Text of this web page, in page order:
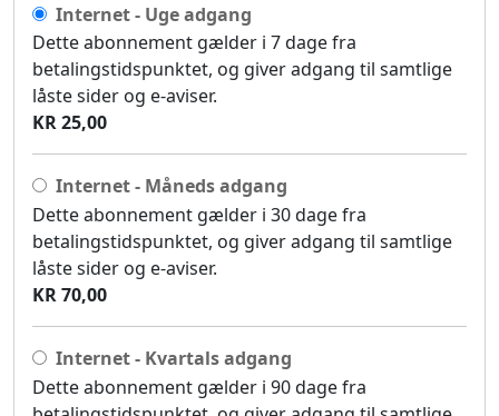
Internet - Uge adgang
Dette abonnement gælder i 7 dage fra
betalingstidspunktet, og giver adgang til samtlige
låste sider og e-aviser.
KR 25,00
Internet - Måneds adgang
Dette abonnement gælder i 30 dage fra
betalingstidspunktet, og giver adgang til samtlige
låste sider og e-aviser.
KR 70,00
Internet - Kvartals adgang
Dette abonnement gælder i 90 dage fra